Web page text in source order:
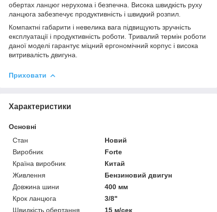
обертах ланцюг нерухома і безпечна. Висока швидкість руху
ланцюга забезпечує продуктивність і швидкий розпил.
Компактні габарити і невелика вага підвищують зручність
експлуатації і продуктивність роботи. Тривалий термін роботи
даної моделі гарантує міцний ергономічний корпус і висока
витривалість двигуна.
Приховати
Характеристики
Основні
Стан
Новий
Виробник
Forte
Країна виробник
Китай
Живлення
Бензиновий двигун
Довжина шини
400 мм
Крок ланцюга
3/8"
Швидкість обертання
15 м/сек